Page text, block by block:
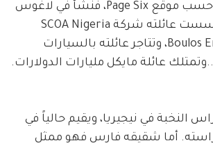
أما مايكل بولس وحسب موقع Page Six، فنشأ في لاغوس
وكذلك Boulos Enterprises، وتتاجر عائلته بالسيارات
عائلة مايكل مليارات الدولارات.
النخبة في نيجيريا، ويقيم حالياً في
أما شقيقه فارس فهو ممثل